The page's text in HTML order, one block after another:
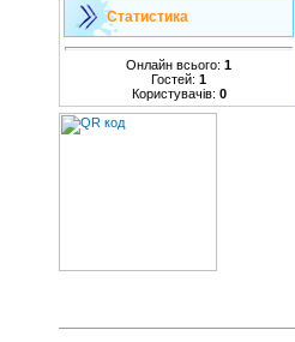
Статистика
Онлайн всього: 1
Гостей: 1
Користувачів: 0